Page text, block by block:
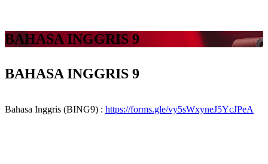
BAHASA INGGRIS 9
BAHASA INGGRIS 9
Bahasa Inggris (BING9) : https://forms.gle/vy5sWxyneJ5YcJPeA